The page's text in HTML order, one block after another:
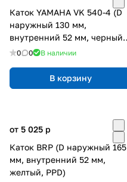
Каток YAMAHA VK 540-4 (D
наружный 130 мм,
внутренний 52 мм, черный,
PPD)
0 0 В наличии
В корзину
от 5 025 p
Каток BRP (D наружный 165
мм, внутренний 52 мм,
желтый, PPD)